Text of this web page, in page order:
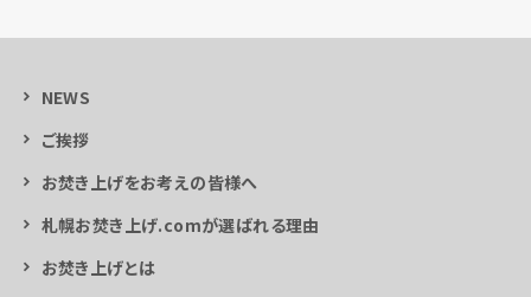
NEWS
ご挨拶
お焚き上げをお考えの皆様へ
札幌お焚き上げ.comが選ばれる理由
お焚き上げとは